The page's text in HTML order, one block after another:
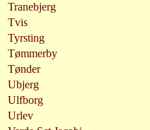
Tranebjerg
Tvis
Tyrsting
Tømmerby
Tønder
Ubjerg
Ulfborg
Urlev